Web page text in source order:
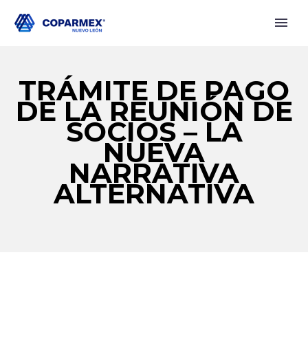
TRÁMITE DE PAGO
DE LA REUNIÓN DE
SOCIOS – LA
NUEVA
NARRATIVA
ALTERNATIVA